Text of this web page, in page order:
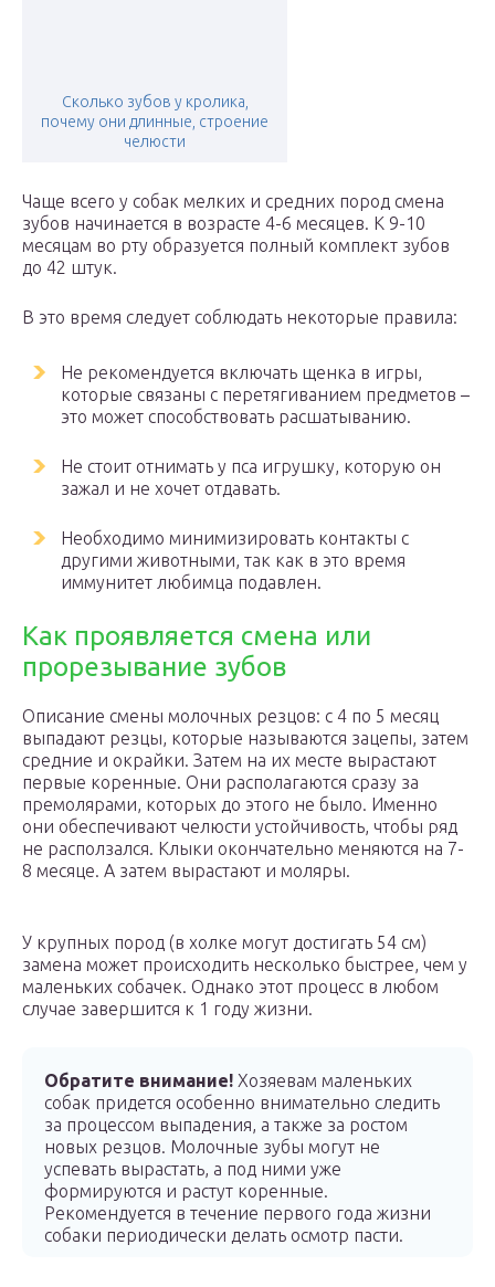
Сколько зубов у кролика,
почему они длинные, строение
челюсти
Чаще всего у собак мелких и средних пород смена
зубов начинается в возрасте 4-6 месяцев. К 9-10
месяцам во рту образуется полный комплект зубов
до 42 штук.
В это время следует соблюдать некоторые правила:
Не рекомендуется включать щенка в игры,
которые связаны с перетягиванием предметов –
это может способствовать расшатыванию.
Не стоит отнимать у пса игрушку, которую он
зажал и не хочет отдавать.
Необходимо минимизировать контакты с
другими животными, так как в это время
иммунитет любимца подавлен.
Как проявляется смена или
прорезывание зубов
Описание смены молочных резцов: с 4 по 5 месяц
выпадают резцы, которые называются зацепы, затем
средние и окрайки. Затем на их месте вырастают
первые коренные. Они располагаются сразу за
премолярами, которых до этого не было. Именно
они обеспечивают челюсти устойчивость, чтобы ряд
не расползался. Клыки окончательно меняются на 7-
8 месяце. А затем вырастают и моляры.
У крупных пород (в холке могут достигать 54 см)
замена может происходить несколько быстрее, чем у
маленьких собачек. Однако этот процесс в любом
случае завершится к 1 году жизни.
Обратите внимание! Хозяевам маленьких
собак придется особенно внимательно следить
за процессом выпадения, а также за ростом
новых резцов. Молочные зубы могут не
успевать вырастать, а под ними уже
формируются и растут коренные.
Рекомендуется в течение первого года жизни
собаки периодически делать осмотр пасти.